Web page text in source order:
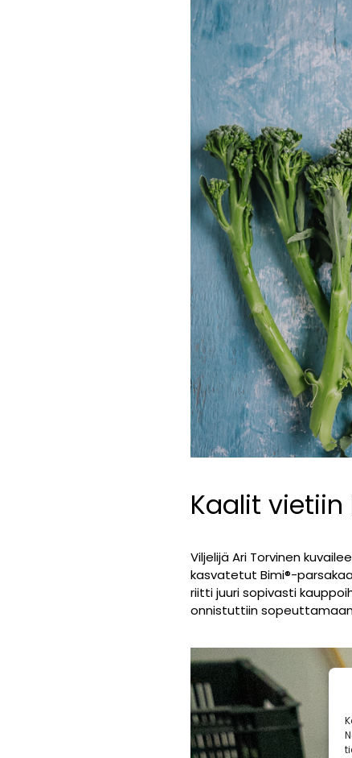
Kaalit
Viljelijä Ari Torvinen
kasvatetut Bimi®-
riitti juuri sopivasti
onnistuttiin